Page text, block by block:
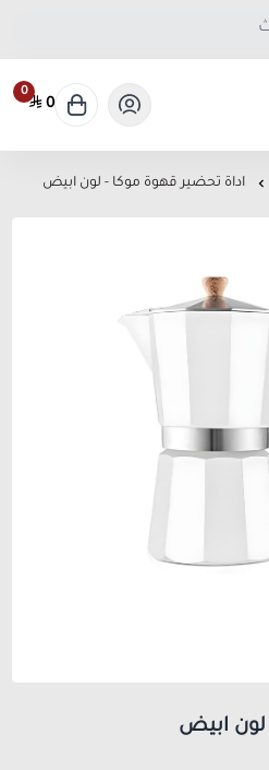
0
0
اداة تحضير قهوة موكا - لون ابيض
لون ابيض